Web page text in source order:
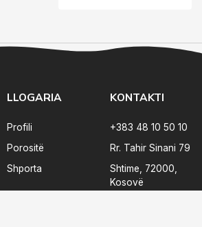
LLOGARIA
Profili
Porositë
Shporta
KONTAKTI
+383 48 10 50 10
Rr. Tahir Sinani 79
Shtime, 72000,
Kosovë